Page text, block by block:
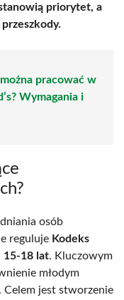
priorytet, a
pracować w
Wymagania i
osób
reguluje Kodeks
15-18 lat. Kluczowym
młodym
jest stworzenie